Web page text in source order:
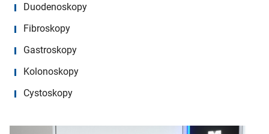
Duodenoskopy
Fibroskopy
Gastroskopy
Kolonoskopy
Cystoskopy